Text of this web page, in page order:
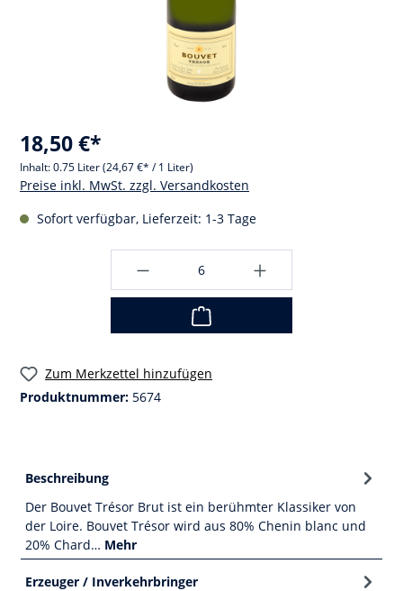
18,50 €*
Inhalt:0.75 Liter(24,67 €* / 1 Liter)
Preise inkl. MwSt. zzgl. Versandkosten
Sofort verfügbar, Lieferzeit: 1-3 Tage
Zum Merkzettel hinzufügen
Produktnummer: 5674
Beschreibung
Der Bouvet Trésor Brut ist ein berühmter Klassiker von
der Loire. Bouvet Trésor wird aus 80% Chenin blanc und
20% Chard… Mehr
Erzeuger / Inverkehrbringer